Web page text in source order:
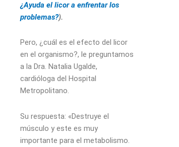
¿Ayuda el licor a enfrentar los
problemas?).
Pero, ¿cuál es el efecto del licor
en el organismo?, le preguntamos
a la Dra. Natalia Ugalde,
cardióloga del Hospital
Metropolitano.
Su respuesta: «Destruye el
músculo y este es muy
importante para el metabolismo.